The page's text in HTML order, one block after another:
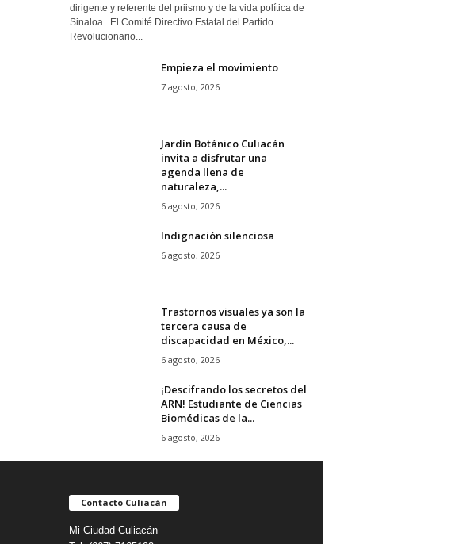
dirigente y referente del priismo y de la vida política de
Sinaloa El Comité Directivo Estatal del Partido
Revolucionario...
Empieza el movimiento
7 agosto, 2026
Jardín Botánico Culiacán
invita a disfrutar una
agenda llena de
naturaleza,...
6 agosto, 2026
Indignación silenciosa
6 agosto, 2026
Trastornos visuales ya son la
tercera causa de
discapacidad en México,...
6 agosto, 2026
¡Descifrando los secretos del
ARN! Estudiante de Ciencias
Biomédicas de la...
6 agosto, 2026
Contacto Culiacán
Mi Ciudad Culiacán